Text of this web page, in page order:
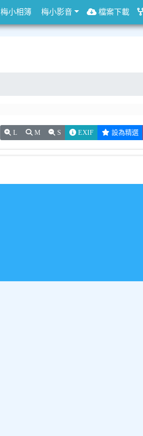
L M S EXIF 設為精選
梅小相簿 梅小影音 檔案下載